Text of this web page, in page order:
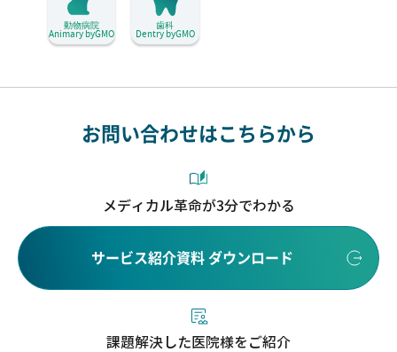
動物病院
Animary byGMO
歯科
Dentry byGMO
お問い合わせはこちらから
メディカル革命が3分でわかる
サービス紹介資料 ダウンロード
課題解決した医院様をご紹介